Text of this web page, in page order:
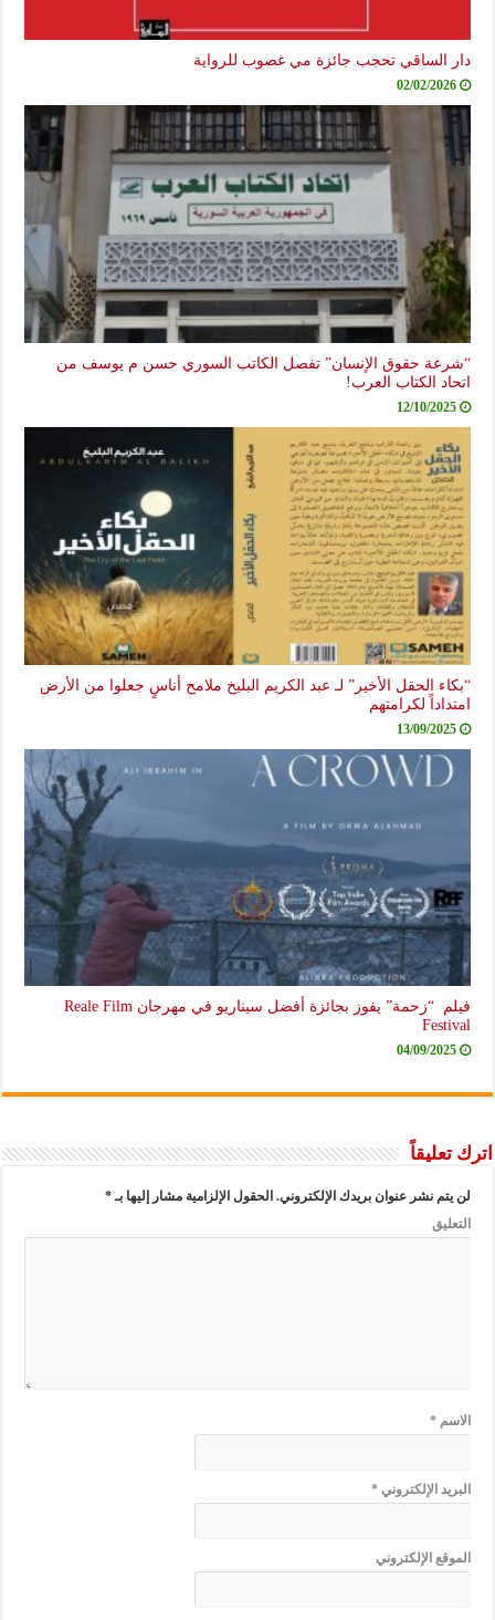
دار الساقي تحجب جائزة مي غصوب للرواية
02/02/2026
“شرعة حقوق الإنسان” تفصل الكاتب السوري حسن م يوسف من
اتحاد الكتاب العرب!
12/10/2025
“بكاء الحقل الأخير” لـ عبد الكريم البليخ ملامح أناسٍ جعلوا من الأرض
امتداداً لكرامتهم
13/09/2025
فيلم “زحمة” يفوز بجائزة أفضل سيناريو في مهرجان Reale Film
Festival
04/09/2025
اترك تعليقاً
لن يتم نشر عنوان بريدك الإلكتروني. الحقول الإلزامية مشار إليها بـ*
التعليق
الاسم*
البريد الإلكتروني*
الموقع الإلكتروني